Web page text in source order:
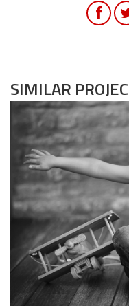
SIMILAR